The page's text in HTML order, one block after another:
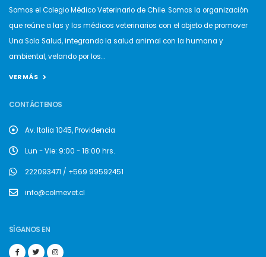
Somos el Colegio Médico Veterinario de Chile. Somos la organización
que reúne a las y los médicos veterinarios con el objeto de promover
Una Sola Salud, integrando la salud animal con la humana y
ambiental, velando por los...
VER MÁS
CONTÁCTENOS
Av. Italia 1045, Providencia
Lun - Vie: 9:00 - 18:00 hrs.
222093471 / +569 99592451
info@colmevet.cl
SÍGANOS EN